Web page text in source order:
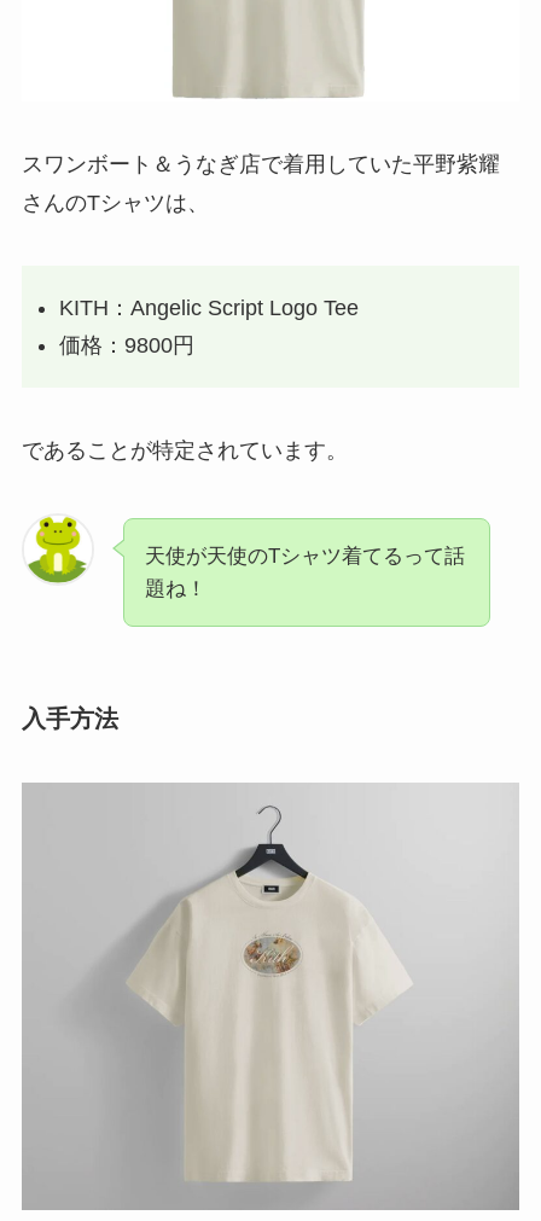
スワンボート＆うなぎ店で着用していた平野紫耀
さんのTシャツは、
KITH：Angelic Script Logo Tee
価格：9800円
であることが特定されています。
天使が天使のTシャツ着てるって話
題ね！
入手方法